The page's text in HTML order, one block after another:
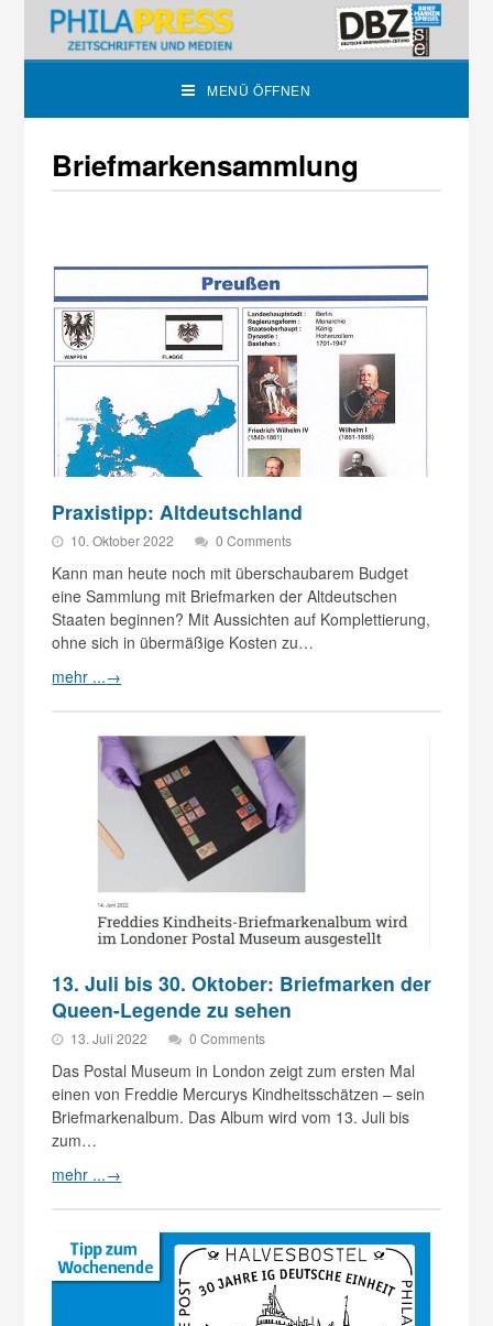
MENÜ ÖFFNEN
Briefmarkensammlung
Praxistipp: Altdeutschland
10. Oktober 2022 0 Comments
Kann man heute noch mit überschaubarem Budget
eine Sammlung mit Briefmarken der Altdeutschen
Staaten beginnen? Mit Aussichten auf Komplettierung,
ohne sich in übermäßige Kosten zu…
mehr ...→
13. Juli bis 30. Oktober: Briefmarken der
Queen-Legende zu sehen
13. Juli 2022 0 Comments
Das Postal Museum in London zeigt zum ersten Mal
einen von Freddie Mercurys Kindheitsschätzen – sein
Briefmarkenalbum. Das Album wird vom 13. Juli bis
zum…
mehr ...→